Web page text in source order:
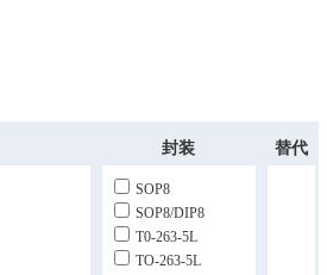
封装 替代
SOP8
SOP8/DIP8
T0-263-5L
TO-263-5L